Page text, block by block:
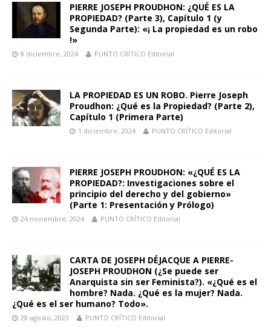
PIERRE JOSEPH PROUDHON: ¿QUÉ ES LA
PROPIEDAD? (Parte 3), Capítulo 1 (y
Segunda Parte): «¡ La propiedad es un robo
!»
8 diciembre, 2024 PUNTO CRÍTICO Editorial
LA PROPIEDAD ES UN ROBO. Pierre Joseph
Proudhon: ¿Qué es la Propiedad? (Parte 2),
Capítulo 1 (Primera Parte)
1 diciembre, 2024 PUNTO CRÍTICO Editorial
PIERRE JOSEPH PROUDHON: «¿QUÉ ES LA
PROPIEDAD?: Investigaciones sobre el
principio del derecho y del gobierno»
(Parte 1: Presentación y Prólogo)
24 noviembre, 2024 PUNTO CRÍTICO Editorial
CARTA DE JOSEPH DÉJACQUE A PIERRE-
JOSEPH PROUDHON (¿Se puede ser
Anarquista sin ser Feminista?). «¿Qué es el
hombre? Nada. ¿Qué es la mujer? Nada.
¿Qué es el ser humano? Todo».
28 agosto, 2023 PUNTO CRÍTICO Editorial